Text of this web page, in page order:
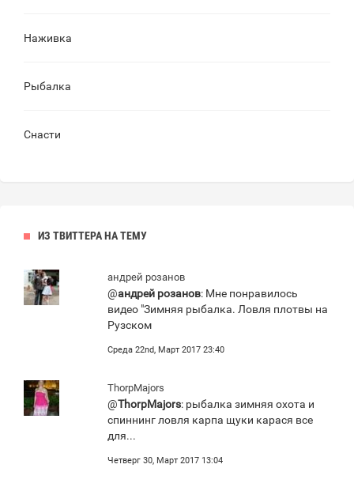
Наживка
Рыбалка
Снасти
ИЗ ТВИТТЕРА НА ТЕМУ
андрей розанов
@андрей розанов: Мне понравилось
видео "Зимняя рыбалка. Ловля плотвы на
Рузском
Среда 22nd, Март 2017 23:40
ThorpMajors
@ThorpMajors: рыбалка зимняя охота и
спиннинг ловля карпа щуки карася все
для...
Четверг 30, Март 2017 13:04